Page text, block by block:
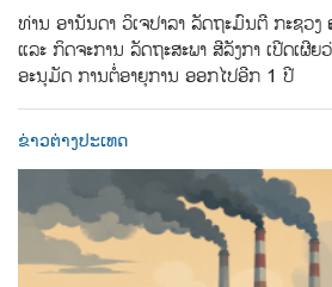
ທ່ານ ອານັນດາ ວິເຈປາລາ ລັດຖະມົນຕີ ກະຊວ
ແລະ ກິດຈະການ ລັດຖະສະພາ ສີລັງກາ ເປີດເຜີຍ
ອະນຸມັດ ການຕໍ່ອາຍຸການ ອອກໄປອີກ 1 ປີ
ຂ່າວຕ່າງປະເທດ